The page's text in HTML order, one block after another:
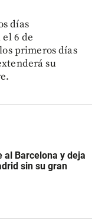
días
6 de
primeros días
su
al Barcelona y deja
sin su gran